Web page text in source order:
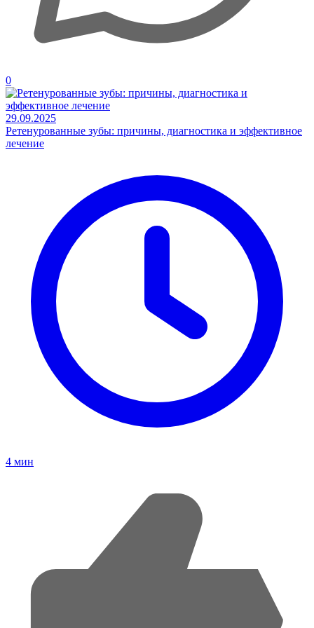
0
29.09.2025
Ретенурованные зубы: причины, диагностика и эффективное
лечение
4 мин